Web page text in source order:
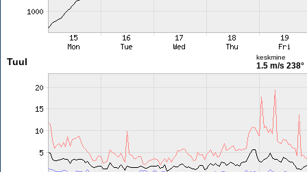
Tuul keskmine
1.5 m/s 238°